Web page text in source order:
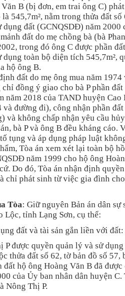
B (bị đơn, em trai ông C)
545,7m², nằm trong thửa đất
dụng đất (GCNQSDĐ) năm 2000
đất do mẹ chồng bà (bà
trong đó ông C được phần
dụng toàn bộ diện tích 545,7m²,
hộ ông B.
đất do mẹ ông mua năm
đồng ý giao cho bà P phần
năm 2018 của TAND huyện
và đường đi), công nhận phần
và không chấp nhận yêu cầu
bà P và ông B đều kháng
tụng và áp dụng pháp luật
Tòa án xem xét lại toàn bộ
năm 1999 cho hộ ông
Do đó, Tòa án nhận định
chỉ phát sinh từ việc gia đình
Tòa:Giữ nguyên Bản án dân sự
Lộc, tỉnh Lạng Sơn, cụ thể:
đất và tài sản gắn liền với đất:
P được quyền quản lý và sử
thửa đất số 62, tờ bản đồ số
đất hộ ông Hoàng Văn B đã
của Ủy ban nhân dân huyện
Nông Thị P.